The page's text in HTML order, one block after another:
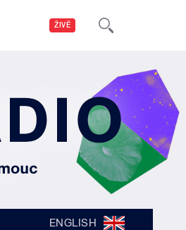
ŽIVĚ
ENGLISH